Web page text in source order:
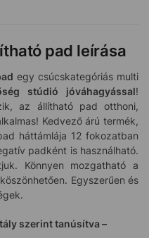
pad leírása
egy csúcskategóriás multi
stúdió jóváhagyással!
az állítható pad otthoni,
Kedvező árú termék,
háttámlája 12 fokozatban
padként is használható.
Könnyen mozgatható a
Egyszerűen és
szerint tanúsítva –